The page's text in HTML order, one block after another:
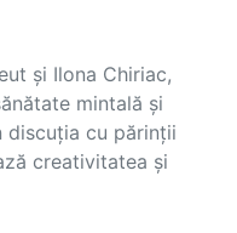
și Ilona Chiriac,
mintală și
discuția cu părinții
creativitatea și